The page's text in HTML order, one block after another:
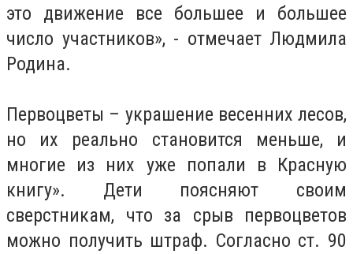
это движение все большее и большее
число участников», - отмечает Людмила
Родина.
Первоцветы – украшение весенних лесов,
но их реально становится меньше, и
многие из них уже попали в Красную
книгу». Дети поясняют своим
сверстникам, что за срыв первоцветов
можно получить штраф. Согласно ст. 90